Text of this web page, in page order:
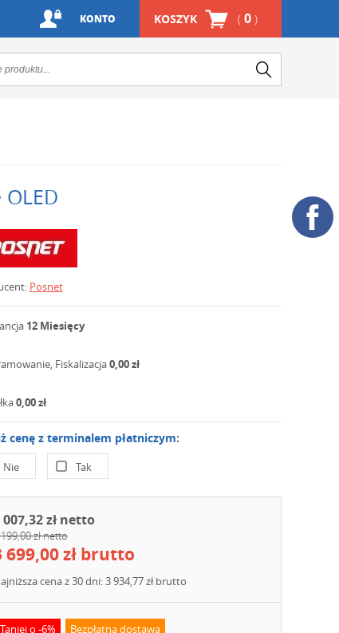
KOSZYK ( 0 )
KONTO
Posnet
12 Miesięcy
Fiskalizacja0,00 zł
0,00 zł
cenę z terminalem płatniczym:
Nie Tak
007,32 zł netto
zł netto
699,00 zł brutto
cena z 30 dni: 3 934,77 zł brutto
Taniej o -6% Bezpłatna dostawa